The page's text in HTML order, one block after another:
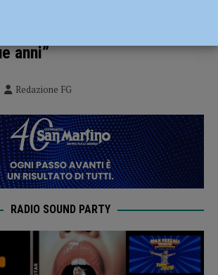
anni”
Redazione FG
RADIO SOUND PARTY